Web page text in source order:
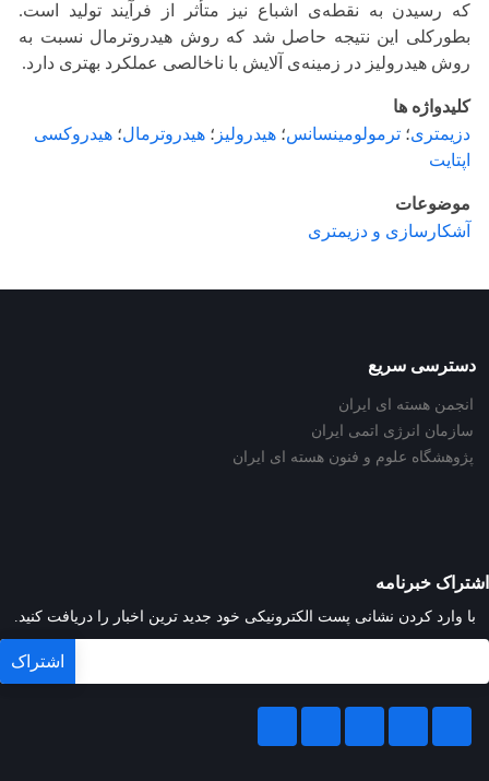
که رسیدن به نقطه‌ی اشباع نیز متأثر از فرآیند تولید است.
بطورکلی این نتیجه حاصل شد که روش هیدروترمال نسبت به
روش هیدرولیز در زمینه‌ی آلایش با ناخالصی عملکرد بهتری دارد.
کلیدواژه ها
دزیمتری؛ ترمولومینسانس؛ هیدرولیز ؛ هیدروترمال؛ هیدروکسی
اپتایت
موضوعات
آشکارسازی و دزیمتری
دسترسی سریع
انجمن هسته ای ایران
سازمان انرژی اتمی ایران
پژوهشگاه علوم و فنون هسته ای ایران
اشتراک خبرنامه
با وارد کردن نشانی پست الکترونیکی خود جدید ترین اخبار را دریافت کنید.